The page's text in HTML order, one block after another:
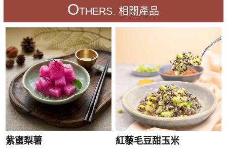
OTHERS. 相關產品
紫蜜梨薯 紅藜毛豆甜玉米